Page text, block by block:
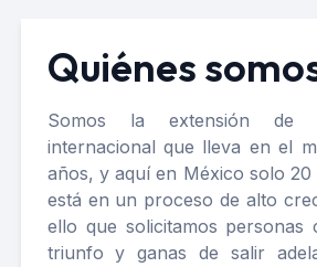
Quiénes
Somos la extensión de
internacional que lleva en el
años, y aquí en México solo 20
está en un proceso de alto
ello que solicitamos personas
triunfo y ganas de salir